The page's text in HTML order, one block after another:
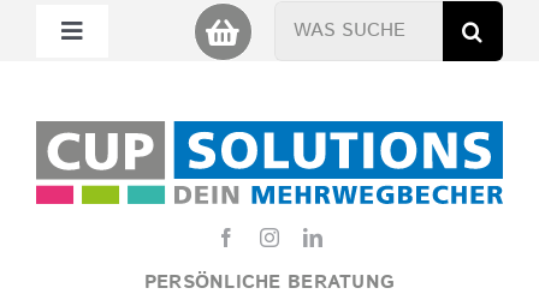
PERSÖNLICHE BERATUNG
Toggle
Miet Cup
Suche
nach: